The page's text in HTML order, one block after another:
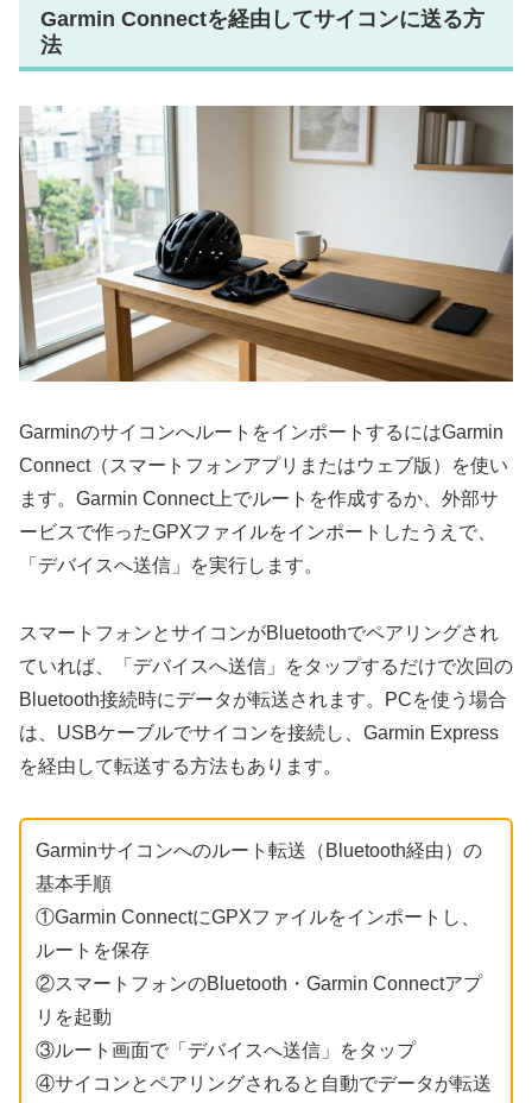
Garmin Connectを経由してサイコンに送る方
法
GarminのサイコンへルートをインポートするにはGarmin
Connect（スマートフォンアプリまたはウェブ版）を使い
ます。Garmin Connect上でルートを作成するか、外部サ
ービスで作ったGPXファイルをインポートしたうえで、
「デバイスへ送信」を実行します。
スマートフォンとサイコンがBluetoothでペアリングされ
ていれば、「デバイスへ送信」をタップするだけで次回の
Bluetooth接続時にデータが転送されます。PCを使う場合
は、USBケーブルでサイコンを接続し、Garmin Express
を経由して転送する方法もあります。
Garminサイコンへのルート転送（Bluetooth経由）の
基本手順
①Garmin ConnectにGPXファイルをインポートし、
ルートを保存
②スマートフォンのBluetooth・Garmin Connectアプ
リを起動
③ルート画面で「デバイスへ送信」をタップ
④サイコンとペアリングされると自動でデータが転送